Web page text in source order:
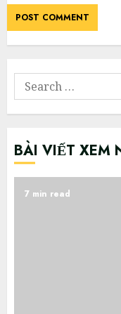
Search
for:
BÀI VIẾT XEM
7 min read